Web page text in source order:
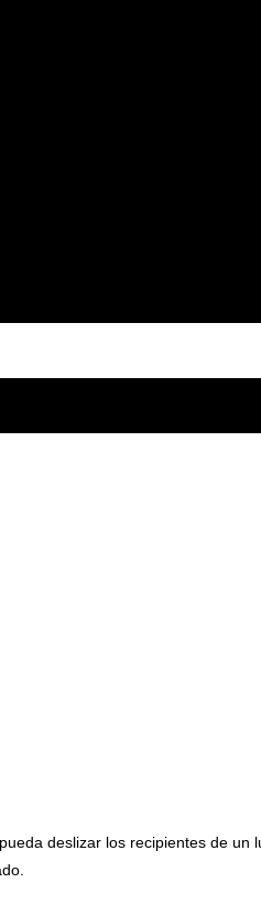
deslizar los recipientes de un